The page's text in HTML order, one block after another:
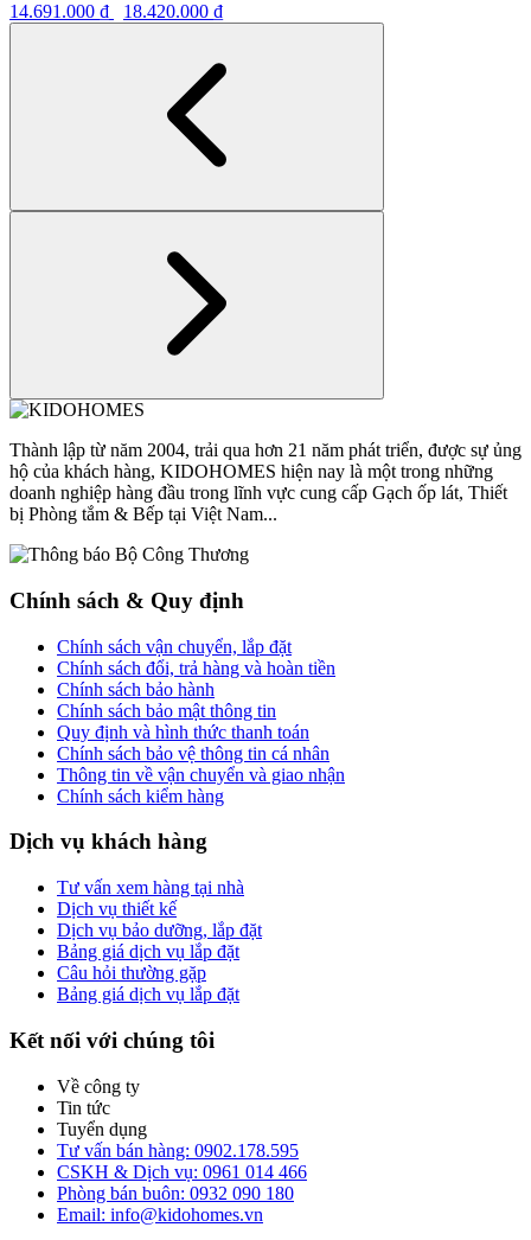
14.691.000 ₫ 18.420.000 ₫
Thành lập từ năm 2004, trải qua hơn 21 năm phát triển, được sự ủng
hộ của khách hàng, KIDOHOMES hiện nay là một trong những
doanh nghiệp hàng đầu trong lĩnh vực cung cấp Gạch ốp lát, Thiết
bị Phòng tắm & Bếp tại Việt Nam...
Chính sách & Quy định
Chính sách vận chuyển, lắp đặt
Chính sách đổi, trả hàng và hoàn tiền
Chính sách bảo hành
Chính sách bảo mật thông tin
Quy định và hình thức thanh toán
Chính sách bảo vệ thông tin cá nhân
Thông tin về vận chuyển và giao nhận
Chính sách kiểm hàng
Dịch vụ khách hàng
Tư vấn xem hàng tại nhà
Dịch vụ thiết kế
Dịch vụ bảo dưỡng, lắp đặt
Bảng giá dịch vụ lắp đặt
Câu hỏi thường gặp
Bảng giá dịch vụ lắp đặt
Kết nối với chúng tôi
Về công ty
Tin tức
Tuyển dụng
Tư vấn bán hàng: 0902.178.595
CSKH & Dịch vụ: 0961 014 466
Phòng bán buôn: 0932 090 180
Email: info@kidohomes.vn